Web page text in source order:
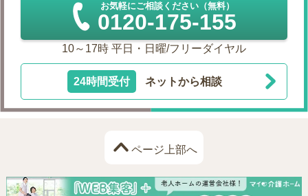
お気軽にご相談ください（無料）
0120-175-155
10～17時 平日・日曜/フリーダイヤル
24時間受付 ネットから相談
ページ上部へ